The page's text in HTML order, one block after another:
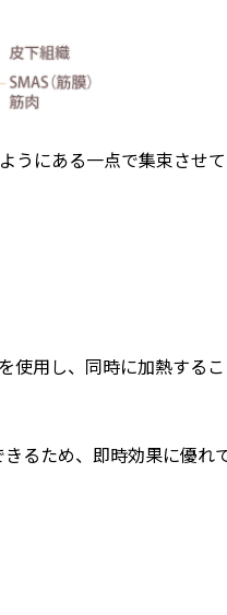
にある一点で集束させ
用し、同時に加熱する
るため、即時効果に優れ